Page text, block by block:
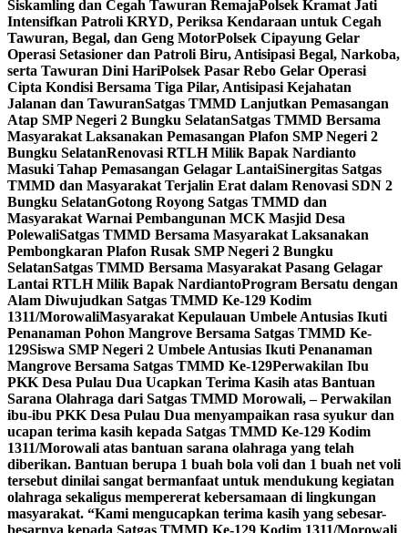
Siskamling dan Cegah Tawuran RemajaPolsek Kramat Jati
Intensifkan Patroli KRYD, Periksa Kendaraan untuk Cegah
Tawuran, Begal, dan Geng MotorPolsek Cipayung Gelar
Operasi Setasioner dan Patroli Biru, Antisipasi Begal, Narkoba,
serta Tawuran Dini HariPolsek Pasar Rebo Gelar Operasi
Cipta Kondisi Bersama Tiga Pilar, Antisipasi Kejahatan
Jalanan dan TawuranSatgas TMMD Lanjutkan Pemasangan
Atap SMP Negeri 2 Bungku SelatanSatgas TMMD Bersama
Masyarakat Laksanakan Pemasangan Plafon SMP Negeri 2
Bungku SelatanRenovasi RTLH Milik Bapak Nardianto
Masuki Tahap Pemasangan Gelagar LantaiSinergitas Satgas
TMMD dan Masyarakat Terjalin Erat dalam Renovasi SDN 2
Bungku SelatanGotong Royong Satgas TMMD dan
Masyarakat Warnai Pembangunan MCK Masjid Desa
PolewaliSatgas TMMD Bersama Masyarakat Laksanakan
Pembongkaran Plafon Rusak SMP Negeri 2 Bungku
SelatanSatgas TMMD Bersama Masyarakat Pasang Gelagar
Lantai RTLH Milik Bapak NardiantoProgram Bersatu dengan
Alam Diwujudkan Satgas TMMD Ke-129 Kodim
1311/MorowaliMasyarakat Kepulauan Umbele Antusias Ikuti
Penanaman Pohon Mangrove Bersama Satgas TMMD Ke-
129Siswa SMP Negeri 2 Umbele Antusias Ikuti Penanaman
Mangrove Bersama Satgas TMMD Ke-129Perwakilan Ibu
PKK Desa Pulau Dua Ucapkan Terima Kasih atas Bantuan
Sarana Olahraga dari Satgas TMMD Morowali, – Perwakilan
ibu-ibu PKK Desa Pulau Dua menyampaikan rasa syukur dan
ucapan terima kasih kepada Satgas TMMD Ke-129 Kodim
1311/Morowali atas bantuan sarana olahraga yang telah
diberikan. Bantuan berupa 1 buah bola voli dan 1 buah net voli
tersebut dinilai sangat bermanfaat untuk mendukung kegiatan
olahraga sekaligus mempererat kebersamaan di lingkungan
masyarakat. “Kami mengucapkan terima kasih yang sebesar-
besarnya kepada Satgas TMMD Ke-129 Kodim 1311/Morowali